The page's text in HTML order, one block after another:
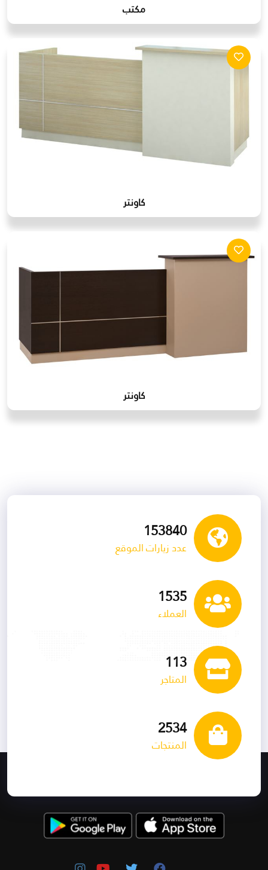
مكتب
كاونتر
كاونتر
153840
عدد زيارات الموقع
1535
العملاء
113
المتاجر
2534
المنتجات